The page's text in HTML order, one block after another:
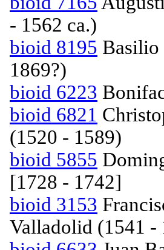
- 1562 ca.)
bioid 8195 Basilio
1869?)
bioid 6223
bioid 6821
(1520 - 1589)
bioid 5855
[1728 - 1742]
bioid 3153
Valladolid (1541 -